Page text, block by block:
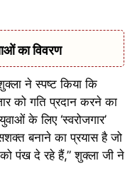
का विवरण
ने स्पष्ट किया कि
को गति प्रदान करने का
के लिए ‘स्वरोजगार’
बनाने का प्रयास है जो
पंख दे रहे हैं,” शुक्ला जी ने